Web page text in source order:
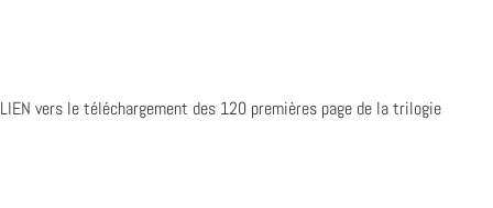
LIEN vers le téléchargement des 120 premières page de la trilogie